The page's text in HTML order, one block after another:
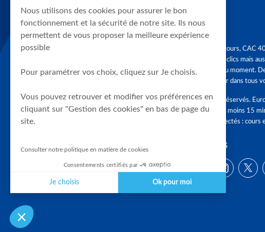
Graphique, cours, CAC
en quelques clics mais
tendances du moment.
accompagner dans tous
Tous droits réservés.
différés d'au moins 15
clients connectés :
SUIVEZ-NOUS
Nous utilisons des cookies pour assurer le bon
fonctionnement et la sécurité de notre site. Ils nous
permettent de vous proposer la meilleure expérience
possible
Pour paramétrer vos choix, cliquez sur Je choisis.
Vous pouvez retrouver et modifier vos préférences en
cliquant sur "Gestion des cookies" en bas de page du
site.
Consulter notre politique en matière de cookies
Consentements certifiés par
Je choisis Ok pour moi
Notre plateforme vous permet d'adapter et de gérer vos paramètres de